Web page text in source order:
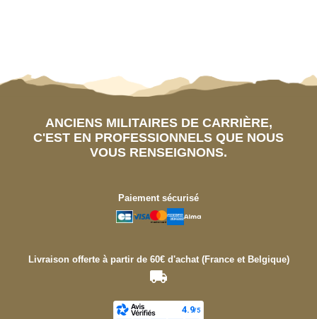
ANCIENS MILITAIRES DE CARRIÈRE,
C'EST EN PROFESSIONNELS QUE NOUS
VOUS RENSEIGNONS.
Paiement sécurisé
Livraison offerte à partir de 60€ d'achat (France et Belgique)